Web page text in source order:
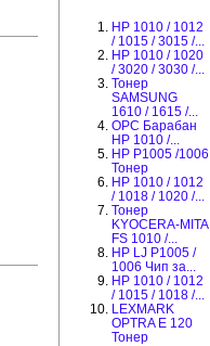
HP 1010 / 1012
/ 1015 / 3015 /...
HP 1010 / 1020
/ 3020 / 3030 /...
Тонер
SAMSUNG
1610 / 1615 /...
OPC Барабан
НР 1010 /...
HP P1005 /1006
Тонер
HP 1010 / 1012
/ 1018 / 1020 /...
Тонер
KYOCERA-MITA
FS 1010 /...
HP LJ P1005 /
1006 Чип за...
НР 1010 / 1012
/ 1015 / 1018 /...
LEXMARK
OPTRA E 120
Тонер